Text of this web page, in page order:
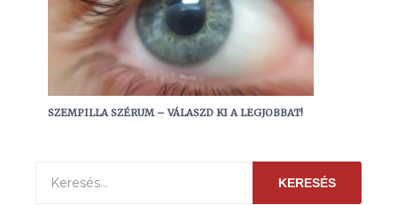
SZEMPILLA SZÉRUM – VÁLASZD KI A LEGJOBBAT!
KERESÉS